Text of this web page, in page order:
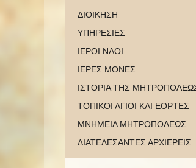
ΔΙΟΙΚΗΣΗ
ΥΠΗΡΕΣΙΕΣ
ΙΕΡΟΙ ΝΑΟΙ
ΙΕΡΕΣ ΜΟΝΕΣ
ΙΣΤΟΡΙΑ ΤΗΣ
ΤΟΠΙΚΟΙ ΑΓΙΟΙ ΚΑΙ ΕΟΡΤΕΣ
ΜΝΗΜΕΙΑ ΜΗΤΡΟΠΟΛΕΩΣ
ΔΙΑΤΕΛΕΣΑΝΤΕΣ ΑΡΧΙΕΡΕΙΣ